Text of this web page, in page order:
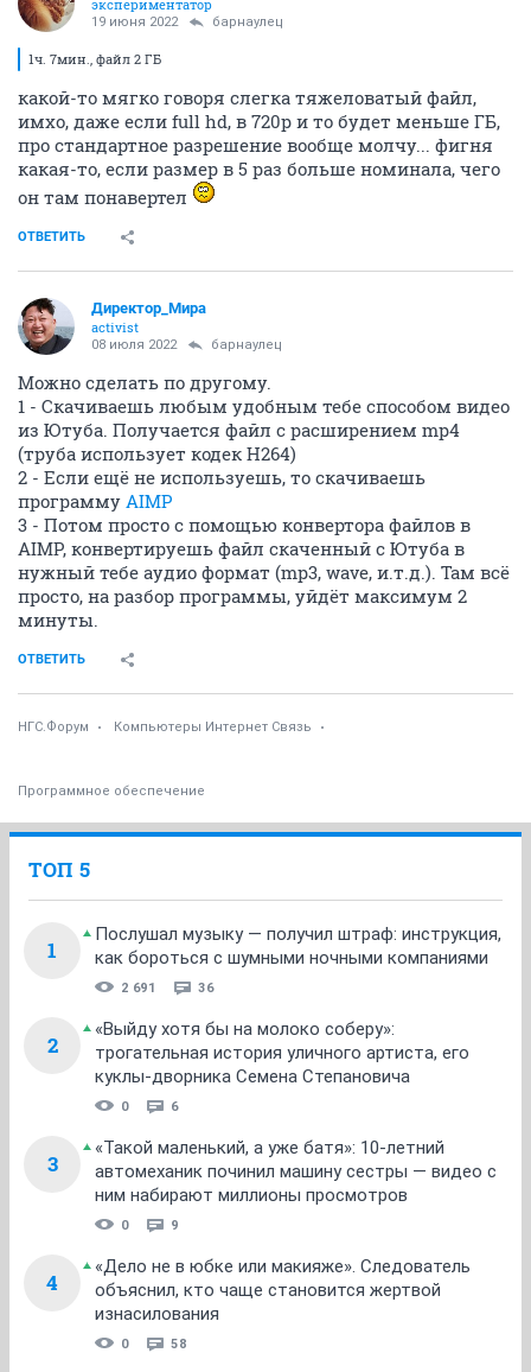
экспериментатор
19 июня 2022 барнаулец
1ч. 7мин., файл 2 ГБ
какой-то мягко говоря слегка тяжеловатый файл,
имхо, даже если full hd, в 720p и то будет меньше ГБ,
про стандартное разрешение вообще молчу... фигня
какая-то, если размер в 5 раз больше номинала, чего
он там понавертел
ОТВЕТИТЬ
Директор_Мира
activist
08 июля 2022 барнаулец
Можно сделать по другому.
1 - Скачиваешь любым удобным тебе способом видео
из Ютуба. Получается файл с расширением mp4
(труба использует кодек H264)
2 - Если ещё не используешь, то скачиваешь
программу AIMP
3 - Потом просто с помощью конвертора файлов в
AIMP, конвертируешь файл скаченный с Ютуба в
нужный тебе аудио формат (mp3, wave, и.т.д.). Там всё
просто, на разбор программы, уйдёт максимум 2
минуты.
ОТВЕТИТЬ
НГС.Форум Компьютеры Интернет Связь
Программное обеспечение
ТОП 5
1
Послушал музыку — получил штраф: инструкция,
как бороться с шумными ночными компаниями
2 691 36
2
«Выйду хотя бы на молоко соберу»:
трогательная история уличного артиста, его
куклы-дворника Семена Степановича
0 6
3
«Такой маленький, а уже батя»: 10-летний
автомеханик починил машину сестры — видео с
ним набирают миллионы просмотров
0 9
4
«Дело не в юбке или макияже». Следователь
объяснил, кто чаще становится жертвой
изнасилования
0 58